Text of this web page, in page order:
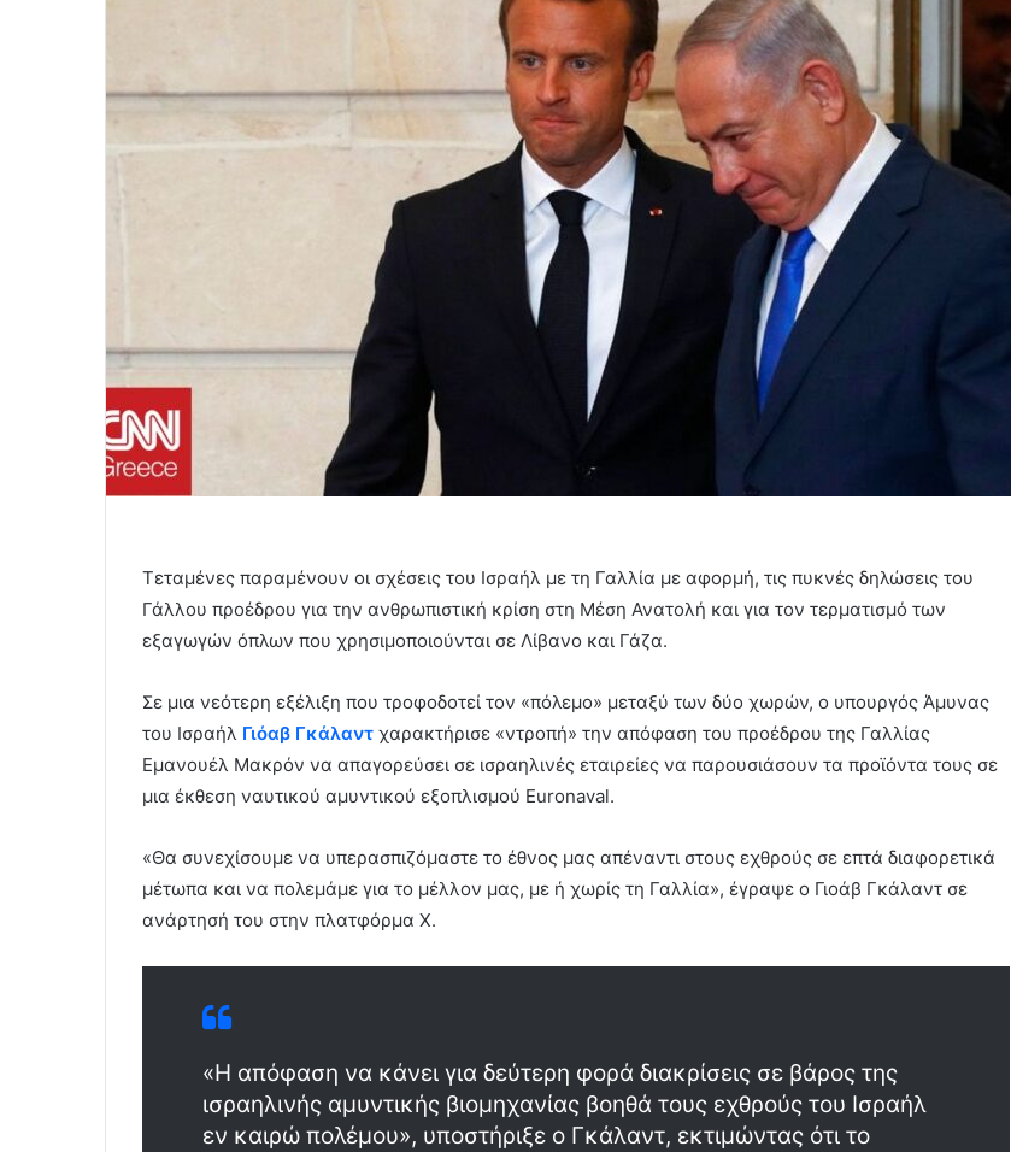
Τεταμένες παραμένουν οι σχέσεις του Ισραήλ με τη Γαλλία με αφορμή, τις πυκνές δηλώσεις του
Γάλλου προέδρου για την ανθρωπιστική κρίση στη Μέση Ανατολή και για τον τερματισμό των
εξαγωγών όπλων που χρησιμοποιούνται σε Λίβανο και Γάζα.
Σε μια νεότερη εξέλιξη που τροφοδοτεί τον «πόλεμο» μεταξύ των δύο χωρών, ο υπουργός Άμυνας
του Ισραήλ Γιόαβ Γκάλαντ χαρακτήρισε «ντροπή» την απόφαση του προέδρου της Γαλλίας
Εμανουέλ Μακρόν να απαγορεύσει σε ισραηλινές εταιρείες να παρουσιάσουν τα προϊόντα τους σε
μια έκθεση ναυτικού αμυντικού εξοπλισμού Euronaval.
«Θα συνεχίσουμε να υπερασπιζόμαστε το έθνος μας απέναντι στους εχθρούς σε επτά διαφορετικά
μέτωπα και να πολεμάμε για το μέλλον μας, με ή χωρίς τη Γαλλία», έγραψε ο Γιοάβ Γκάλαντ σε
ανάρτησή του στην πλατφόρμα Χ.
«Η απόφαση να κάνει για δεύτερη φορά διακρίσεις σε βάρος της
ισραηλινής αμυντικής βιομηχανίας βοηθά τους εχθρούς του Ισραήλ
εν καιρώ πολέμου», υποστήριξε ο Γκάλαντ, εκτιμώντας ότι το